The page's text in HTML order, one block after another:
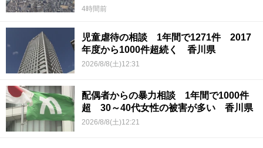
4時間前
児童虐待の相談 1年間で1271件 2017
年度から1000件超続く 香川県
2026/8/8(土)12:31
配偶者からの暴力相談 1年間で1000件
超 30～40代女性の被害が多い 香川県
2026/8/8(土)12:21